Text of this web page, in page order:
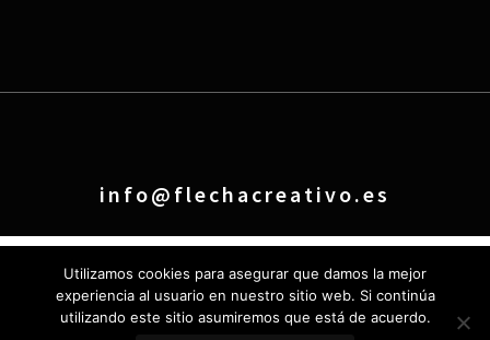
info@flechacreativo.es
Utilizamos cookies para asegurar que damos la mejor
experiencia al usuario en nuestro sitio web. Si continúa
utilizando este sitio asumiremos que está de acuerdo.